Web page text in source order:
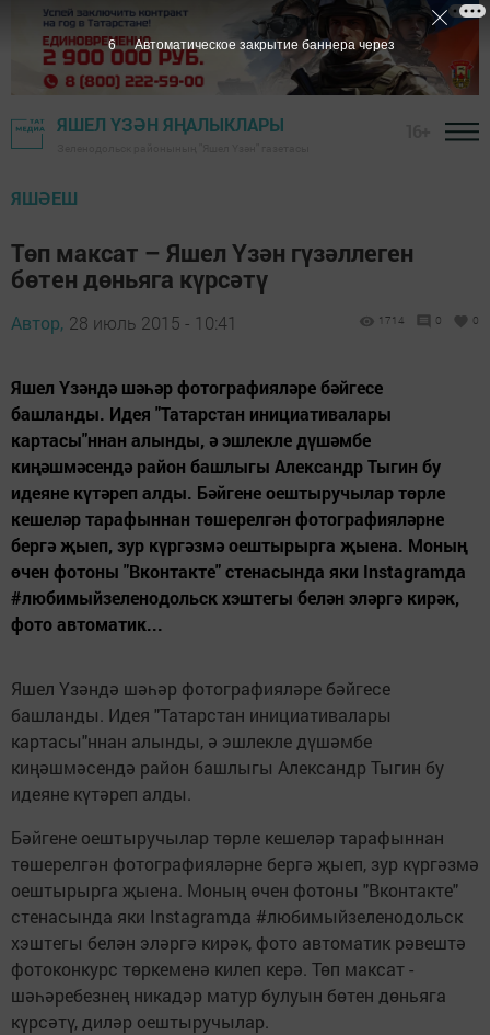
ЯШЕЛ ҮЗӘН ЯҢАЛЫКЛАРЫ
ЯШӘЕШ
Төп максат – Яшел Үзән гүзәллеген
бөтен дөньяга күрсәтү
Автор, 28 июль 2015 - 10:41 1714 0 0
Яшел Үзәндә шәһәр фотографияләре бәйгесе
башланды. Идея "Татарстан инициативалары
картасы"ннан алынды, ә эшлекле дүшәмбе
киңәшмәсендә район башлыгы Александр Тыгин бу
идеяне күтәреп алды. Бәйгене оештыручылар төрле
кешеләр тарафыннан төшерелгән фотографияләрне
бергә җыеп, зур күргәзмә оештырырга җыена. Моның
өчен фотоны "Вконтакте" стенасында яки Instagramда
#любимыйзеленодольск хэштегы белән эләргә кирәк,
фото автоматик...
Яшел Үзәндә шәһәр фотографияләре бәйгесе
башланды. Идея "Татарстан инициативалары
картасы"ннан алынды, ә эшлекле дүшәмбе
киңәшмәсендә район башлыгы Александр Тыгин бу
идеяне күтәреп алды.
Бәйгене оештыручылар төрле кешеләр тарафыннан
төшерелгән фотографияләрне бергә җыеп, зур күргәзмә
оештырырга җыена. Моның өчен фотоны "Вконтакте"
стенасында яки Instagramда #любимыйзеленодольск
хэштегы белән эләргә кирәк, фото автоматик рәвештә
фотоконкурс төркеменә килеп керә. Төп максат -
шәһәребезнең никадәр матур булуын бөтен дөньяга
күрсәтү, диләр оештыручылар.
5 Автоматическое закрытие баннера через